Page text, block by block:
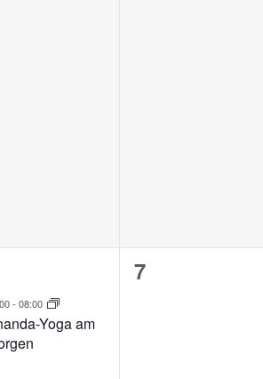
- 08:00
Yoga am
0
7